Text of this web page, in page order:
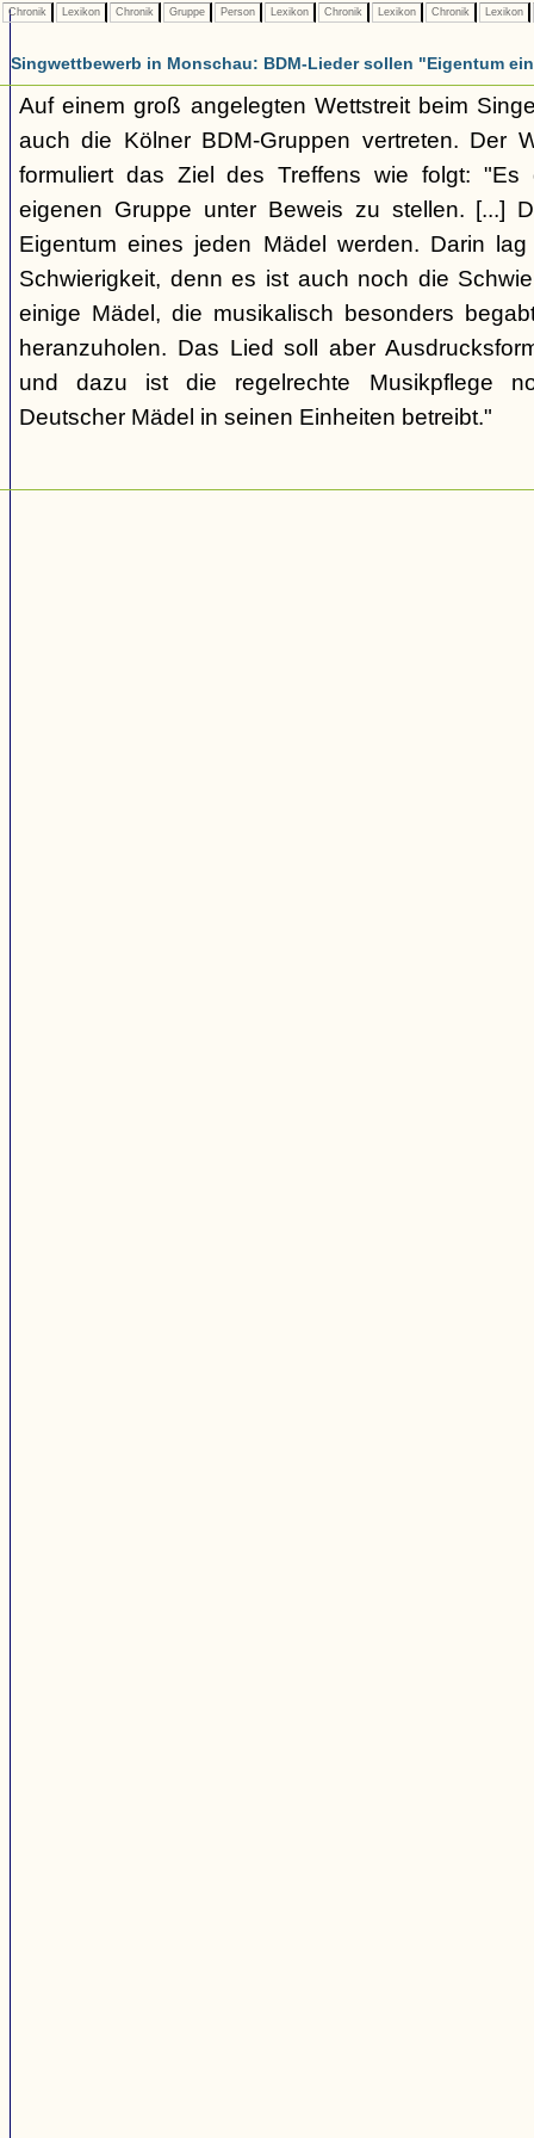
Chronik Lexikon Chronik Gruppe Person Lexikon Chronik Lexikon Chronik Lexikon
Singwettbewerb in Monschau: BDM-Lieder sollen "Eigentum
Auf einem groß angelegten Wettstreit beim
auch die Kölner BDM-Gruppen vertreten. Der
formuliert das Ziel des Treffens wie folgt: "Es
eigenen Gruppe unter Beweis zu stellen. [...]
Eigentum eines jeden Mädel werden. Darin
Schwierigkeit, denn es ist auch noch die
einige Mädel, die musikalisch besonders
heranzuholen. Das Lied soll aber
und dazu ist die regelrechte Musikpflege
Deutscher Mädel in seinen Einheiten betreibt."